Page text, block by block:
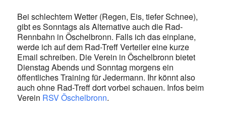
Bei schlechtem Wetter (Regen, Eis, tiefer Schnee),
gibt es Sonntags als Alternative auch die Rad-
Rennbahn in Öschelbronn. Falls ich das einplane,
werde ich auf dem Rad-Treff Verteiler eine kurze
Email schreiben. Die Verein in Öschelbronn bietet
Dienstag Abends und Sonntag morgens ein
öffentliches Training für Jedermann. Ihr könnt also
auch ohne Rad-Treff dort vorbei schauen. Infos beim
Verein RSV Öschelbronn.